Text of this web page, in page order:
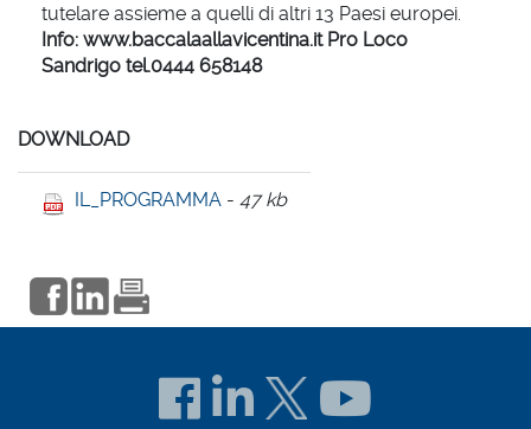
tutelare assieme a quelli di altri 13 Paesi europei.
Info: www.baccalaallavicentina.it Pro Loco
Sandrigo tel.0444 658148
DOWNLOAD
IL_PROGRAMMA - 47 kb